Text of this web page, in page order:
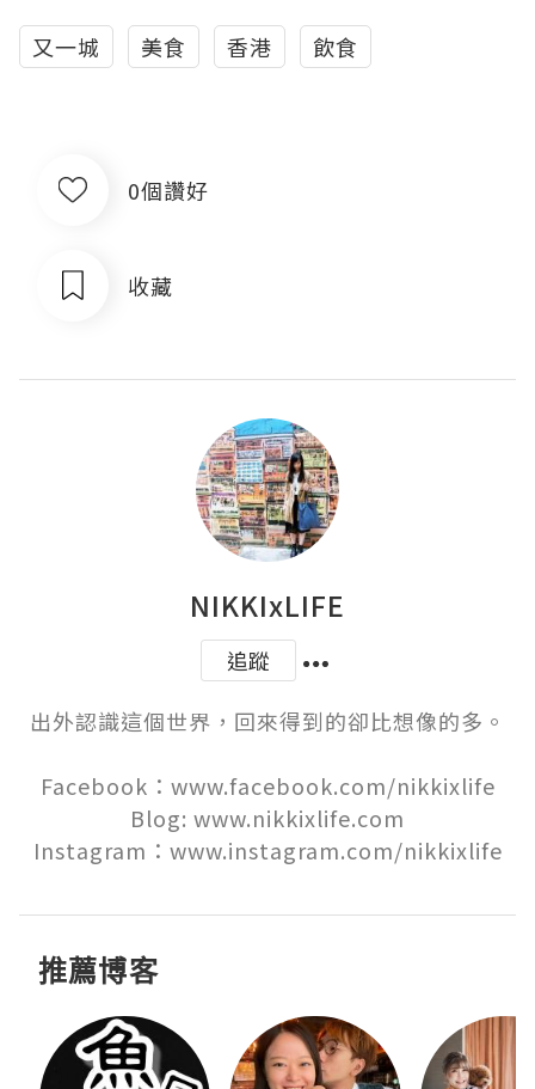
又一城 美食 香港 飲食
0個讚好
收藏
NIKKIxLIFE
追蹤
出外認識這個世界，回來得到的卻比想像的多。
Facebook：www.facebook.com/nikkixlife
Blog: www.nikkixlife.com
Instagram：www.instagram.com/nikkixlife
推薦博客